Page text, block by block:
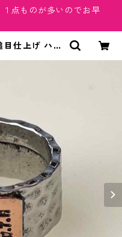
点ものが多いのでお早
目仕上げ ハン